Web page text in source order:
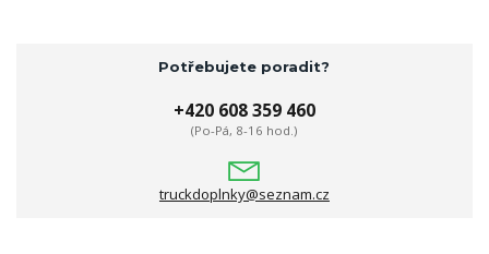
Potřebujete poradit?
+420 608 359 460
(Po-Pá, 8-16 hod.)
truckdoplnky@seznam.cz